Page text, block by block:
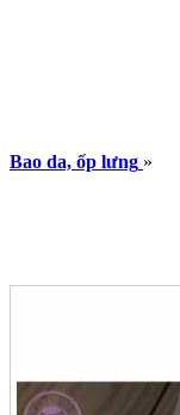
Bao da, ốp lưng »